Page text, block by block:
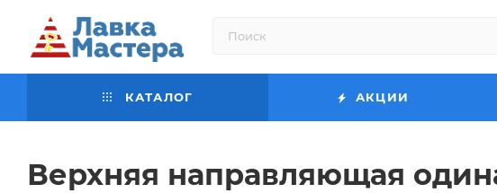
КАТАЛОГ АКЦИИ
Верхняя направляющая